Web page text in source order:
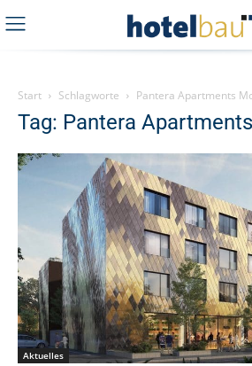
Start Schlagworte Pantera Apartments
Tag: Pantera
Aktuelles